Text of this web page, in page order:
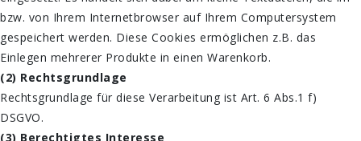
bzw. von Ihrem Internetbrowser auf Ihrem Computersystem
gespeichert werden. Diese Cookies ermöglichen z.B. das
Einlegen mehrerer Produkte in einen Warenkorb.
(2) Rechtsgrundlage
Rechtsgrundlage für diese Verarbeitung ist Art. 6 Abs.1 f)
DSGVO.
(3) Berechtigtes Interesse